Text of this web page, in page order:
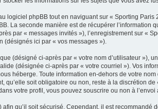
logiciel phpBB tout en naviguant sur « Sporting
La seconde manière est de récupérer l’information
par « messages invités »), l’enregistrement sur «
(désignés ici par « vos messages »).
(désigné ci-après par « votre nom d’utilisateur »),
(désignée ci-après par « votre courriel »). Vos
héberge. Toute information en-dehors de votre
qu’elle soit obligatoire ou non, reste à la discrétion
votre profil, vous pouvez souscrire ou non à
qu’il soit sécurisé. Cependant, il est